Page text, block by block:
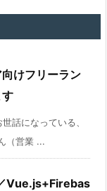
けフリーラン
話になっている、
（営業 ...
Vue.js+Firebas